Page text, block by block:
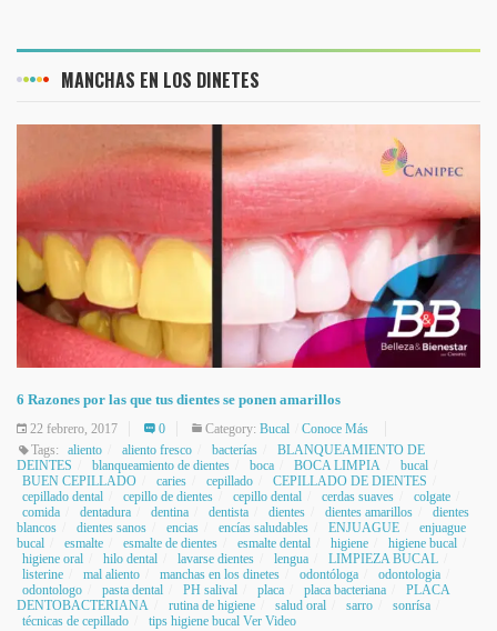
MANCHAS EN LOS DINETES
6 Razones por las que tus dientes se ponen amarillos
22 febrero, 2017 0 Category: Bucal
Conoce Más
Tags:
aliento aliento fresco bacterías
BLANQUEAMIENTO DE
DEINTES
blanqueamiento de dientes boca BOCA LIMPIA
bucal
BUEN CEPILLADO
caries cepillado
CEPILLADO DE DIENTES
cepillado dental
cepillo de dientes cepillo dental cerdas suaves
colgate
comida
dentadura dentina dentista dientes dientes amarillos
dientes
blancos
dientes sanos encias encías saludables ENJUAGUE
enjuague
bucal
esmalte esmalte de dientes esmalte dental higiene
higiene bucal
higiene oral
hilo dental lavarse dientes lengua
LIMPIEZA BUCAL
listerine
mal aliento manchas en los dinetes odontóloga
odontologia
odontologo
pasta dental PH salival placa placa bacteriana
PLACA
DENTOBACTERIANA
rutina de higiene salud oral sarro
sonrísa
técnicas de cepillado
tips higiene bucal Ver Video